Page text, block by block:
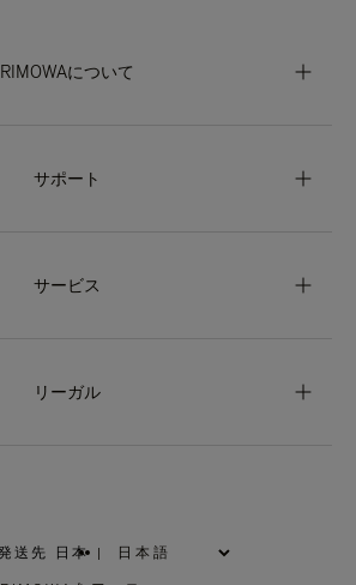
RIMOWAについて
サポート
サービス
リーガル
発送先 日本 |